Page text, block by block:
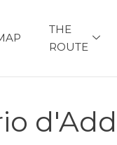
THE
ROUTE